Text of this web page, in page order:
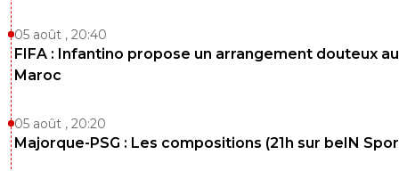
05 août , 20:40
FIFA : Infantino propose un arrangement douteux au
Maroc
05 août , 20:20
Majorque-PSG : Les compositions (21h sur beIN